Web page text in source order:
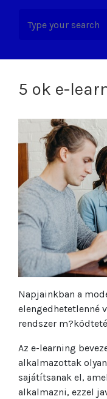
5 ok e-
Napjainkban a
elengedhetetlenné
rendszer
Az e-learning
alkalmazottak
sajátítsanak el,
alkalmazni, ezzel